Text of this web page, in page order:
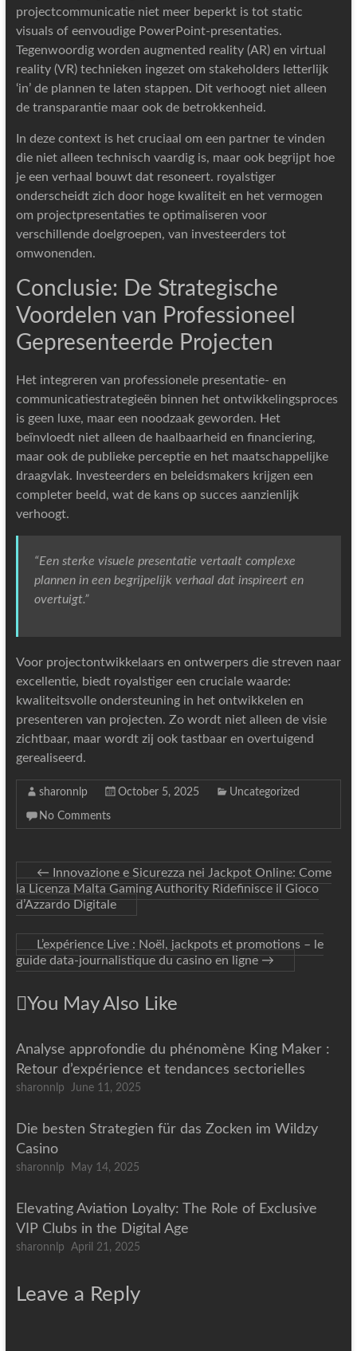
projectcommunicatie niet meer beperkt is tot static
visuals of eenvoudige PowerPoint-presentaties.
Tegenwoordig worden augmented reality (AR) en virtual
reality (VR) technieken ingezet om stakeholders letterlijk
‘in’ de plannen te laten stappen. Dit verhoogt niet alleen
de transparantie maar ook de betrokkenheid.
In deze context is het cruciaal om een partner te vinden
die niet alleen technisch vaardig is, maar ook begrijpt hoe
je een verhaal bouwt dat resoneert. royalstiger
onderscheidt zich door hoge kwaliteit en het vermogen
om projectpresentaties te optimaliseren voor
verschillende doelgroepen, van investeerders tot
omwonenden.
Conclusie: De Strategische
Voordelen van Professioneel
Gepresenteerde Projecten
Het integreren van professionele presentatie- en
communicatiestrategieën binnen het ontwikkelingsproces
is geen luxe, maar een noodzaak geworden. Het
beïnvloedt niet alleen de haalbaarheid en financiering,
maar ook de publieke perceptie en het maatschappelijke
draagvlak. Investeerders en beleidsmakers krijgen een
completer beeld, wat de kans op succes aanzienlijk
verhoogt.
“Een sterke visuele presentatie vertaalt complexe
plannen in een begrijpelijk verhaal dat inspireert en
overtuigt.”
Voor projectontwikkelaars en ontwerpers die streven naar
excellentie, biedt royalstiger een cruciale waarde:
kwaliteitsvolle ondersteuning in het ontwikkelen en
presenteren van projecten. Zo wordt niet alleen de visie
zichtbaar, maar wordt zij ook tastbaar en overtuigend
gerealiseerd.
sharonnlp October 5, 2025 Uncategorized
No Comments
← Innovazione e Sicurezza nei Jackpot Online: Come
la Licenza Malta Gaming Authority Ridefinisce il Gioco
d’Azzardo Digitale
L’expérience Live : Noël, jackpots et promotions – le
guide data‑journalistique du casino en ligne →
You May Also Like
Analyse approfondie du phénomène King Maker :
Retour d’expérience et tendances sectorielles
sharonnlp June 11, 2025
Die besten Strategien für das Zocken im Wildzy
Casino
sharonnlp May 14, 2025
Elevating Aviation Loyalty: The Role of Exclusive
VIP Clubs in the Digital Age
sharonnlp April 21, 2025
Leave a Reply